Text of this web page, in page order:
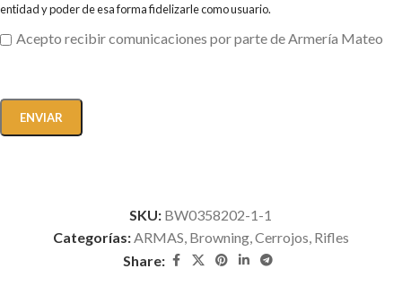
entidad y poder de esa forma fidelizarle como usuario.
Acepto recibir comunicaciones por parte de Armería Mateo
SKU: BW0358202-1-1
Categorías: ARMAS Browning, Cerrojos Rifles
Share: